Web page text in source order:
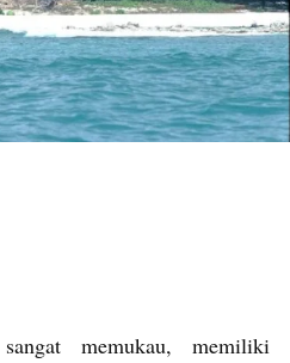
memukau, memiliki